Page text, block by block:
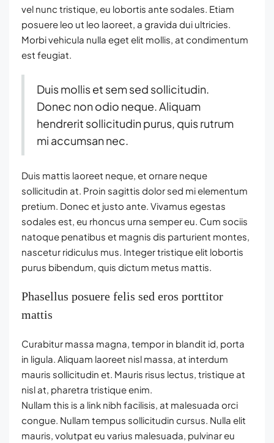
vel nunc tristique, eu lobortis ante sodales. Etiam
posuere leo ut leo laoreet, a gravida dui ultricies.
Morbi vehicula nulla eget elit mollis, at condimentum
est feugiat.
Duis mollis et sem sed sollicitudin.
Donec non odio neque. Aliquam
hendrerit sollicitudin purus, quis rutrum
mi accumsan nec.
Duis mattis laoreet neque, et ornare neque
sollicitudin at. Proin sagittis dolor sed mi elementum
pretium. Donec et justo ante. Vivamus egestas
sodales est, eu rhoncus urna semper eu. Cum sociis
natoque penatibus et magnis dis parturient montes,
nascetur ridiculus mus. Integer tristique elit lobortis
purus bibendum, quis dictum metus mattis.
Phasellus posuere felis sed eros porttitor
mattis
Curabitur massa magna, tempor in blandit id, porta
in ligula. Aliquam laoreet nisl massa, at interdum
mauris sollicitudin et. Mauris risus lectus, tristique at
nisl at, pharetra tristique enim.
Nullam this is a link nibh facilisis, at malesuada orci
congue. Nullam tempus sollicitudin cursus. Nulla elit
mauris, volutpat eu varius malesuada, pulvinar eu